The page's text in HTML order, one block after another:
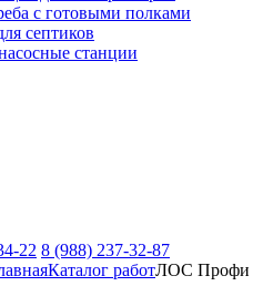
с готовыми полками
септиков
станции
22 8 (988) 237-32-87
Каталог работЛОС Профи